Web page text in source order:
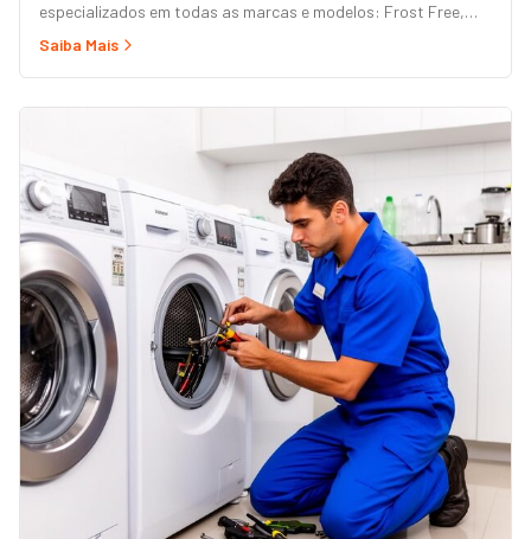
especializados em todas as marcas e modelos: Frost Free,
Duplex, Side by Side, French Door, Inverter e convencional.
Saiba Mais